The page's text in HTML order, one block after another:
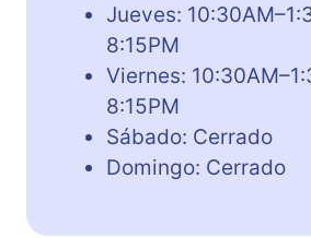
Jueves:
8:15PM
Viernes:
8:15PM
Sábado: Cerrado
Domingo: Cerrado